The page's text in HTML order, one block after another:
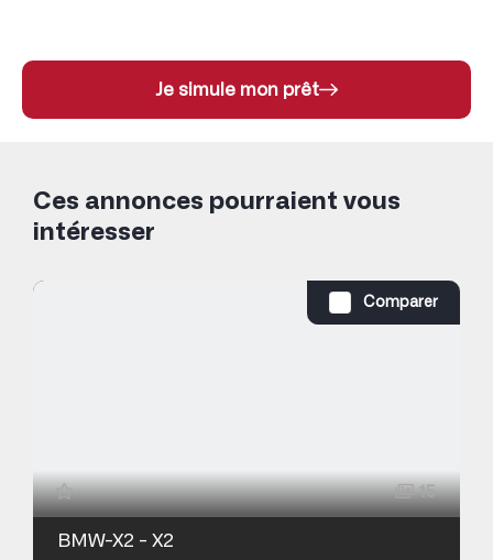
Je simule mon prêt
Ces annonces pourraient vous
intéresser
Comparer
15
BMW-X2 - X2